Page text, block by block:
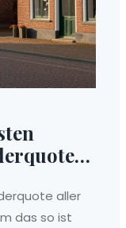
aller
das so ist